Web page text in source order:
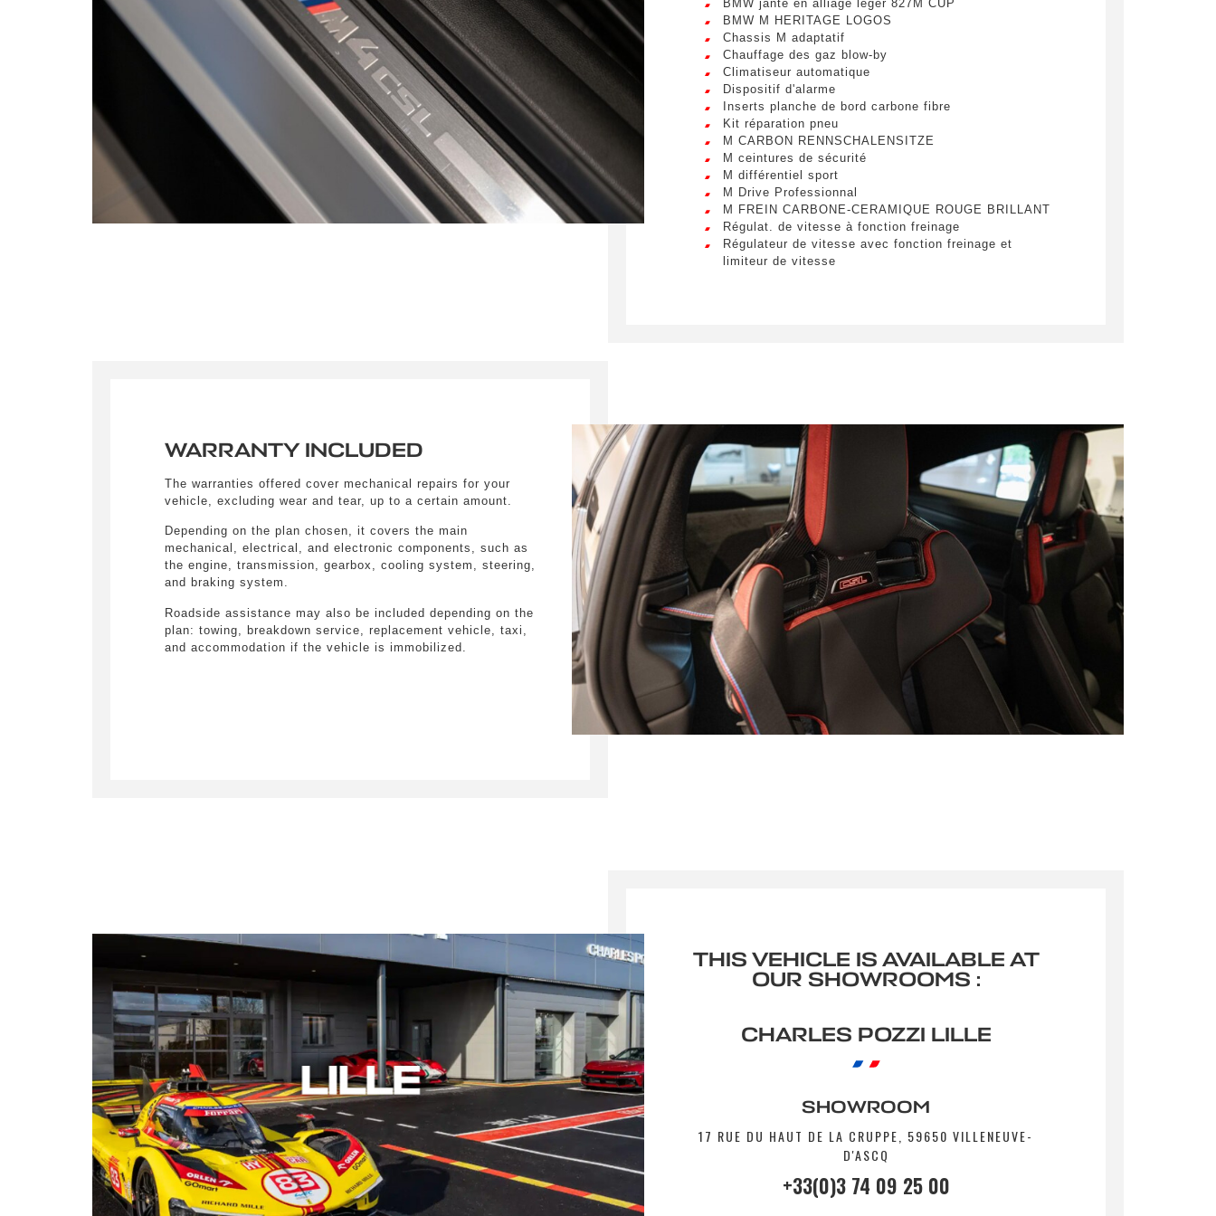
Your message *
By submitting this form, I accept that the information entered will be used for
commercial relationship purposes.
Send
ultricies. Mauris et malesuada augue.
BMW jante en alliage léger 827M CUP
BMW M HERITAGE LOGOS
Chassis M adaptatif
Chauffage des gaz blow-by
Climatiseur automatique
Dispositif d'alarme
Inserts planche de bord carbone fibre
Kit réparation pneu
M CARBON RENNSCHALENSITZE
M ceintures de sécurité
M différentiel sport
M Drive Professionnal
M FREIN CARBONE-CERAMIQUE ROUGE BRILLANT
Régulat. de vitesse à fonction freinage
Régulateur de vitesse avec fonction freinage et
limiteur de vitesse
Connected Drive Services
Connected Package Professional
Documentation de bord français
Dummy-SALAPA
Eclairage laser BMW
Ensemble conducteurs M
Interv.vidange d'huile 24 mois/30000km
M pack Extérieur carbone
Pavillon anthracite
Poli Brillant Shadow Line
Système d'aide au stationnement
Système de haut-parleurs HiFi
Téléphonie avec recharge sans fil
Tachymètre kilométrique
Teleservices
Verrouillage automatique au démarrage
Version en langue française
Volant M Alcantara
WARRANTY INCLUDED
The warranties offered cover mechanical repairs for your
vehicle, excluding wear and tear, up to a certain amount.
Depending on the plan chosen, it covers the main
mechanical, electrical, and electronic components, such as
the engine, transmission, gearbox, cooling system, steering,
and braking system.
Roadside assistance may also be included depending on the
plan: towing, breakdown service, replacement vehicle, taxi,
and accommodation if the vehicle is immobilized.
THIS VEHICLE IS AVAILABLE AT
OUR SHOWROOMS :
CHARLES POZZI LILLE
SHOWROOM
17 RUE DU HAUT DE LA CRUPPE, 59650 VILLENEUVE-
D'ASCQ
+33(0)3 74 09 25 00